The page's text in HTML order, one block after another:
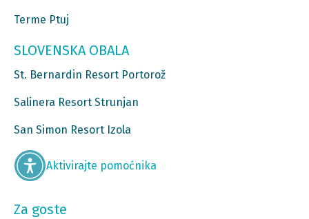
Terme Ptuj
SLOVENSKA OBALA
St. Bernardin Resort Portorož
Salinera Resort Strunjan
San Simon Resort Izola
Aktivirajte pomoćnika
Za goste